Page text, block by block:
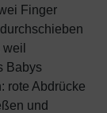
Finger
weil
Babys
rote Abdrücke
und